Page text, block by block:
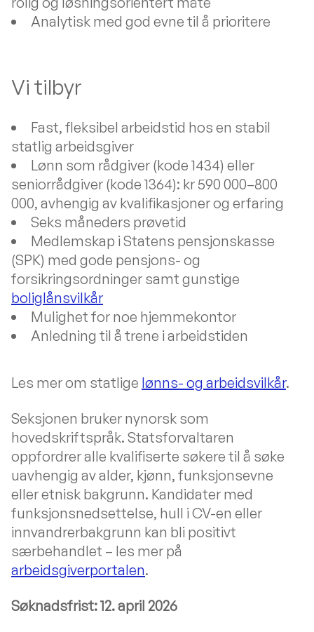
Analytisk med god evne til å prioritere
Vi tilbyr
Fast, fleksibel arbeidstid hos en stabil
statlig arbeidsgiver
Lønn som rådgiver (kode 1434) eller
seniorrådgiver (kode 1364): kr 590 000–800
000, avhengig av kvalifikasjoner og erfaring
Seks måneders prøvetid
Medlemskap i Statens pensjonskasse
(SPK) med gode pensjons- og
forsikringsordninger samt gunstige
boliglånsvilkår
Mulighet for noe hjemmekontor
Anledning til å trene i arbeidstiden
Les mer om statlige lønns- og arbeidsvilkår.
Seksjonen bruker nynorsk som
hovedskriftspråk. Statsforvaltaren
oppfordrer alle kvalifiserte søkere til å søke
uavhengig av alder, kjønn, funksjonsevne
eller etnisk bakgrunn. Kandidater med
funksjonsnedsettelse, hull i CV-en eller
innvandrerbakgrunn kan bli positivt
særbehandlet – les mer på
arbeidsgiverportalen.
Søknadsfrist: 12. april 2026